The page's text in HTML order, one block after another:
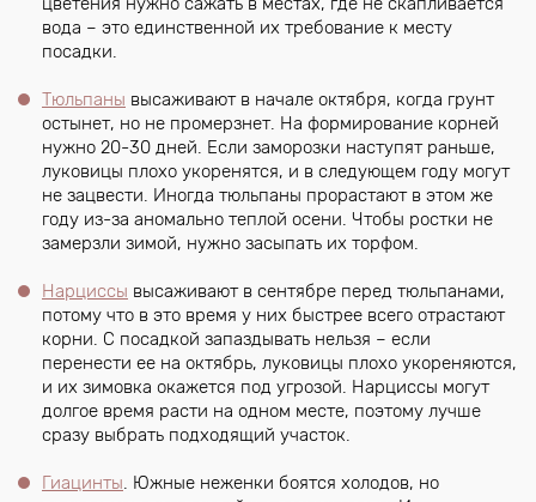
вода – это единственной их требование к месту
посадки.
Тюльпаны высаживают в начале октября, когда грунт
остынет, но не промерзнет. На формирование корней
нужно 20-30 дней. Если заморозки наступят раньше,
луковицы плохо укоренятся, и в следующем году могут
не зацвести. Иногда тюльпаны прорастают в этом же
году из-за аномально теплой осени. Чтобы ростки не
замерзли зимой, нужно засыпать их торфом.
Нарциссы высаживают в сентябре перед тюльпанами,
потому что в это время у них быстрее всего отрастают
корни. С посадкой запаздывать нельзя – если
перенести ее на октябрь, луковицы плохо укореняются,
и их зимовка окажется под угрозой. Нарциссы могут
долгое время расти на одном месте, поэтому лучше
сразу выбрать подходящий участок.
Гиацинты. Южные неженки боятся холодов, но